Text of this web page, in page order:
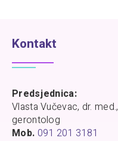
Kontakt
Predsjednica:
Vlasta Vučevac, dr.
gerontolog
Mob. 091 201 3181